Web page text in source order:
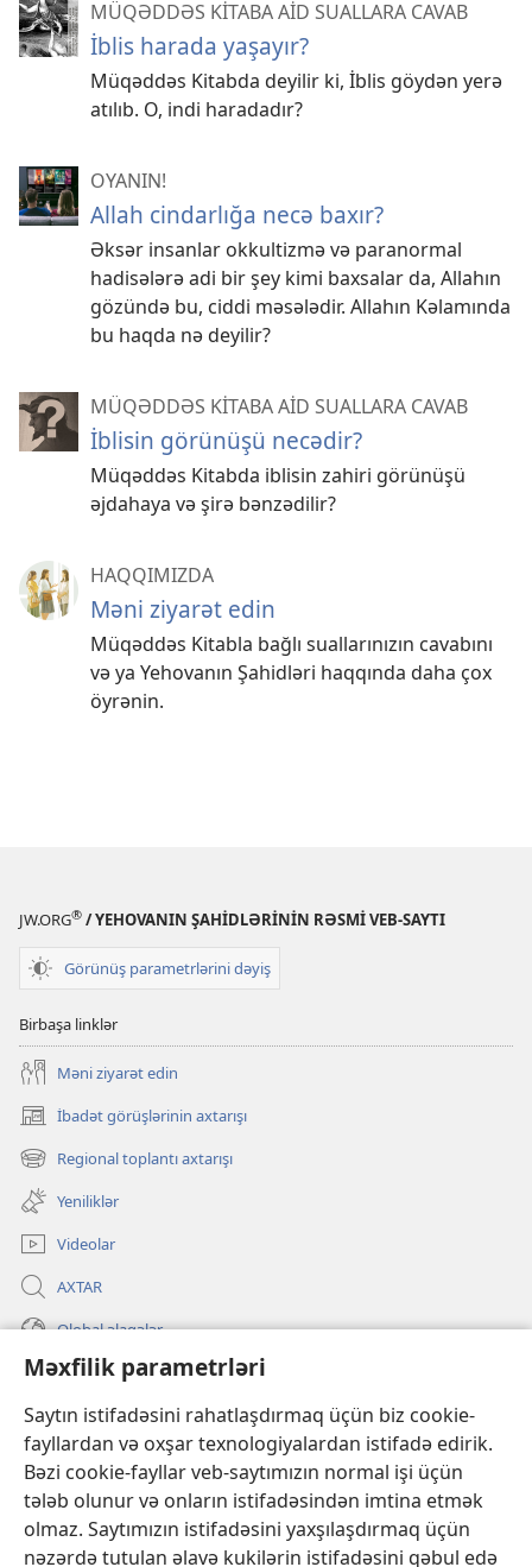
Məxfilik parametrləri
Saytın istifadəsini rahatlaşdırmaq üçün biz cookie-
fayllardan və oxşar texnologiyalardan istifadə edirik.
Bəzi cookie-fayllar veb-saytımızın normal işi üçün
tələb olunur və onların istifadəsindən imtina etmək
olmaz. Saytımızın istifadəsini yaxşılaşdırmaq üçün
nəzərdə tutulan əlavə kukilərin istifadəsini qəbul edə
MÜQƏDDƏS KİTABA AİD SUALLARA CAVAB
İblis harada yaşayır?
Müqəddəs Kitabda deyilir ki, İblis göydən yerə
atılıb. O, indi haradadır?
OYANIN!
Allah cindarlığa necə baxır?
Əksər insanlar okkultizmə və paranormal
hadisələrə adi bir şey kimi baxsalar da, Allahın
gözündə bu, ciddi məsələdir. Allahın Kəlamında
bu haqda nə deyilir?
MÜQƏDDƏS KİTABA AİD SUALLARA CAVAB
İblisin görünüşü necədir?
Müqəddəs Kitabda iblisin zahiri görünüşü
əjdahaya və şirə bənzədilir?
HAQQIMIZDA
Məni ziyarət edin
Müqəddəs Kitabla bağlı suallarınızın cavabını
və ya Yehovanın Şahidləri haqqında daha çox
öyrənin.
JW.ORG® / YEHOVANIN ŞAHİDLƏRİNİN RƏSMİ VEB-SAYTI
Görünüş parametrlərini dəyiş
Birbaşa linklər
Məni ziyarət edin
İbadət görüşlərinin axtarışı
(yeni
pəncərə
açılır)
Regional toplantı axtarışı
(yeni
pəncərə
açılır)
Yeniliklər
Videolar
AXTAR
Qlobal əlaqələr
KÖMƏK
(yeni
pəncərə
Gözətçi qülləsinin ONLAYN KİTABXANASI™
(yeni
pəncərə
açılır) JW Hub
(yeni